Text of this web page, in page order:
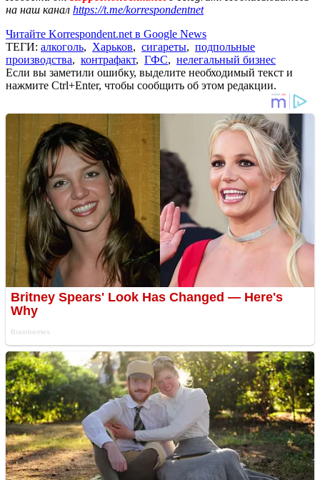
на наш канал https://t.me/korrespondentnet
Читайте Korrespondent.net в Google News
ТЕГИ: алкоголь, Харьков, сигареты, подпольные
производства, контрафакт, ГФС, нелегальный бизнес
Если вы заметили ошибку, выделите необходимый текст и
нажмите Ctrl+Enter, чтобы сообщить об этом редакции.